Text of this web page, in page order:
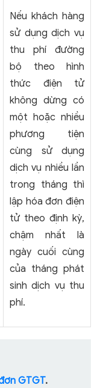
Nếu khách hàng
sử dụng dịch vụ
thu phí đường
bộ theo hình
thức điện tử
không dừng có
một hoặc nhiều
phương tiện
cùng sử dụng
dịch vụ nhiều lần
trong tháng thì
lập hóa đơn điện
tử theo định kỳ,
chậm nhất là
ngày cuối cùng
của tháng phát
sinh dịch vụ thu
phí.
GTGT.